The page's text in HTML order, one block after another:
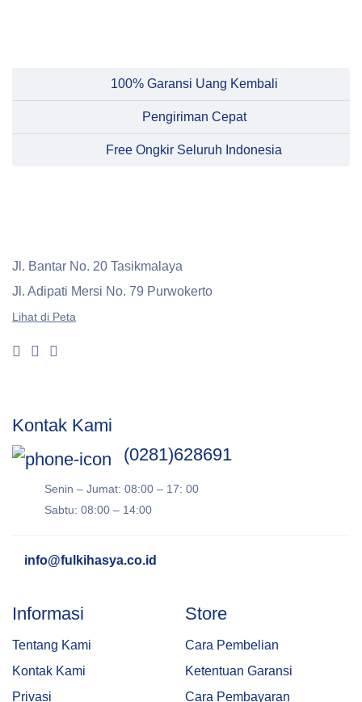
100% Garansi Uang Kembali
Pengiriman Cepat
Free Ongkir Seluruh Indonesia
Jl. Bantar No. 20 Tasikmalaya
Jl. Adipati Mersi No. 79 Purwokerto
Lihat di Peta
Kontak Kami
(0281)628691
Senin – Jumat: 08:00 – 17: 00
Sabtu: 08:00 – 14:00
info@fulkihasya.co.id
Informasi
Tentang Kami
Kontak Kami
Privasi
Store
Cara Pembelian
Ketentuan Garansi
Cara Pembayaran